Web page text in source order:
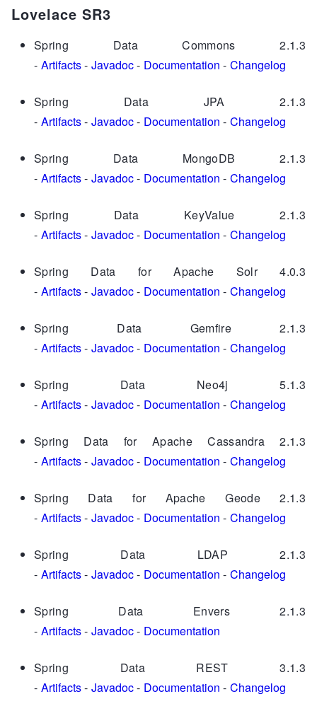
Lovelace SR3
Spring Data Commons 2.1.3
- Artifacts- Javadoc- Documentation - Changelog
Spring Data JPA 2.1.3
- Artifacts- Javadoc- Documentation - Changelog
Spring Data MongoDB 2.1.3
- Artifacts- Javadoc- Documentation - Changelog
Spring Data KeyValue 2.1.3
- Artifacts- Javadoc- Documentation - Changelog
Spring Data for Apache Solr 4.0.3
- Artifacts- Javadoc- Documentation - Changelog
Spring Data Gemfire 2.1.3
- Artifacts- Javadoc- Documentation - Changelog
Spring Data Neo4j 5.1.3
- Artifacts- Javadoc- Documentation - Changelog
Spring Data for Apache Cassandra 2.1.3
- Artifacts- Javadoc- Documentation - Changelog
Spring Data for Apache Geode 2.1.3
- Artifacts- Javadoc- Documentation - Changelog
Spring Data LDAP 2.1.3
- Artifacts- Javadoc- Documentation - Changelog
Spring Data Envers 2.1.3
- Artifacts- Javadoc- Documentation
Spring Data REST 3.1.3
- Artifacts- Javadoc- Documentation - Changelog